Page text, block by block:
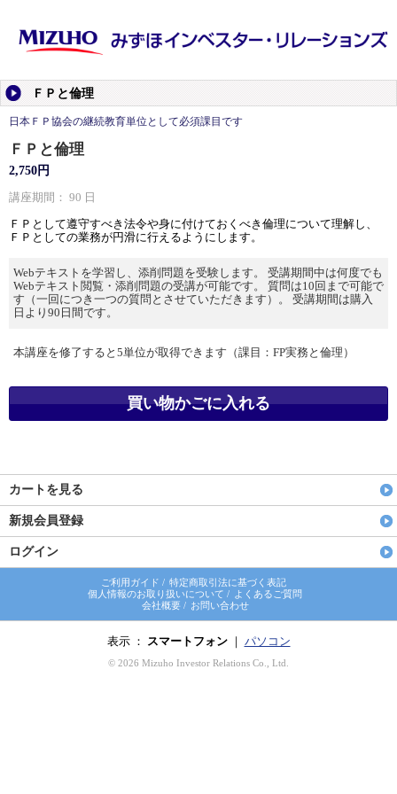
ＦＰと倫理
日本ＦＰ協会の継続教育単位として必須課目です
ＦＰと倫理
2,750円
講座期間： 90 日
ＦＰとして遵守すべき法令や身に付けておくべき倫理について理解し、
ＦＰとしての業務が円滑に行えるようにします。
Webテキストを学習し、添削問題を受験します。 受講期間中は何度でも
Webテキスト閲覧・添削問題の受講が可能です。 質問は10回まで可能で
す（一回につき一つの質問とさせていただきます）。 受講期間は購入
日より90日間です。
本講座を修了すると5単位が取得できます（課目：FP実務と倫理）
カートを見る
新規会員登録
ログイン
ご利用ガイド / 特定商取引法に基づく表記
個人情報のお取り扱いについて / よくあるご質問
会社概要/ お問い合わせ
表示 ： スマートフォン｜ パソコン
© 2026 Mizuho Investor Relations Co., Ltd.